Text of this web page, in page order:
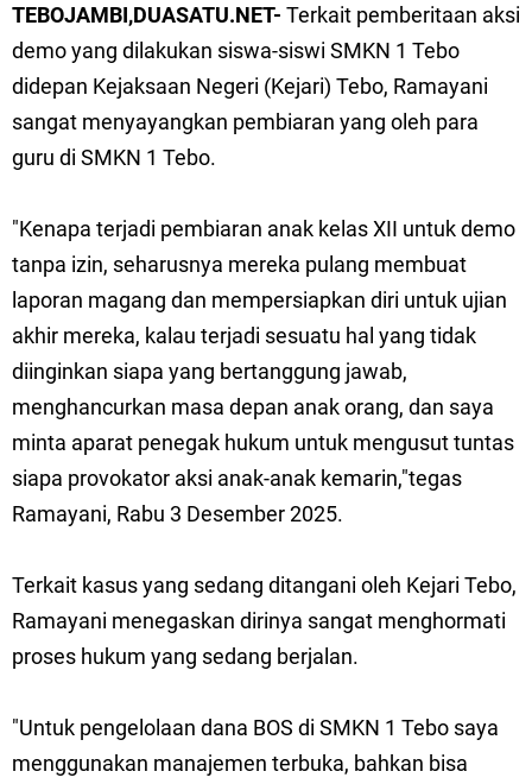
TEBOJAMBI,DUASATU.NET- Terkait pemberitaan aksi
demo yang dilakukan siswa-siswi SMKN 1 Tebo
didepan Kejaksaan Negeri (Kejari) Tebo, Ramayani
sangat menyayangkan pembiaran yang oleh para
guru di SMKN 1 Tebo.
"Kenapa terjadi pembiaran anak kelas XII untuk demo
tanpa izin, seharusnya mereka pulang membuat
laporan magang dan mempersiapkan diri untuk ujian
akhir mereka, kalau terjadi sesuatu hal yang tidak
diinginkan siapa yang bertanggung jawab,
menghancurkan masa depan anak orang, dan saya
minta aparat penegak hukum untuk mengusut tuntas
siapa provokator aksi anak-anak kemarin,"tegas
Ramayani, Rabu 3 Desember 2025.
Terkait kasus yang sedang ditangani oleh Kejari Tebo,
Ramayani menegaskan dirinya sangat menghormati
proses hukum yang sedang berjalan.
"Untuk pengelolaan dana BOS di SMKN 1 Tebo saya
menggunakan manajemen terbuka, bahkan bisa